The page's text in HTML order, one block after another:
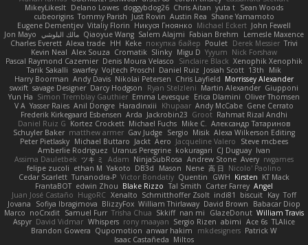
MikeyLikesIt Delano Lowes doggybdog26 Chris Aitan yuta t Sean Woods
cubeorigins Tommy Parish Just Rovin Austin Rea Shane Yamamoto
Eugene Dementjev Vitaliy Florin Никуся Гноянко Michael Eckert John Fewell
Jon Mayo مالك البلوشي Qiaoyue Wang Salem Alajmi Fabian Brehm
Lemesle Maxence
Charles Everett Alexa trade HH Keke покупка байер Poulet Derek Messier Trivi
Kevin Neal Alex Souza Cromatik Slinky Migu D Yyyum Nick Forshaw
Pascal Raymond Cazemier Denis Moura Velasco Sinclaire Black Xenophik Xenophik
Tarik Sakalli swarfey Vojtech Proschl Daniel Ruiz Josiah Scott 13th
Mik
Harry Boorman Andy Davis Nikolai Petersen Chris Layfield Morrissey Alexander
swxift savage Designer Darcy Hodgson Ryan Stelzleni Martin Alexander Giupponi
Yun Ha Simon Tremblay Gauthier Emma Levesque Erica Dlamini Oliver Thomsen
V A Yasser Raies Anil Dongre Haradinxiii Khupaar Andy McCabe Gene Cerrato
Frederik Kirkegaard Esbensen Arda Jackrobin23 Groot Rahmat Rizal Andhi
Daniel Ruiz G Kortez Crockett Michael Fuchs Mike C.
Александр Татаринов
Schuyler Baker matthew armer Gav Judge Sergio Misik Alexa Wilkerson Editing
Peter Pietlasky Michael Buttaro Jackt Aero Jacqueline Valero
Steve mcbees
Amberlie Rodriguez Uranus Peregrine kokuragari CJ Duguay Ivan
Assima Dauletbek ツキ ミ Adam NinjaSubRosa Andrew Stone Avery rwgames
felipe zucoli ethan M Yakoto DB3d Mason Nene 高 日 Nicolo' Paolino
Cedar Scarlett Tunanodra-P Victor Bondatiy Quentin GWH Kirsten KT Mack
FrantaBOT edwin Zhou Blake Rizzo Tal Smith Carter Farrey Angel
Juan José Castaño HugoRC Xenalto Schmitthoffer Zsolt indi81 biscuit Kay Toff
Jovana
Sofiya Ibragimova BlizzyFox William Thirlaway David Brown
Babacar Diop
Marco noCrxdit Samuel Furr Trisha Chua Skkiff nan mi GlazeDonut William Travis
Aspyr David Vidmar Whispers rony maayan Sergio Rizen abimi Ace 6s TLAlice
Brandon Gowera Qupomotion anwar hakim mkdesigners Patrick W
Isaac Castañeda Miltos